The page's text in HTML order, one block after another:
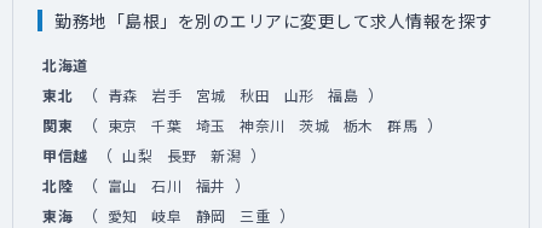
勤務地「島根」を別のエリアに変更して求人情報を探す
北海道
東北
（ 青森 岩手 宮城 秋田 山形 福島 ）
関東 （ 東京 千葉 埼玉 神奈川 茨城 栃木 群馬 ）
甲信越 （ 山梨 長野 新潟 ）
北陸 （ 富山 石川 福井 ）
東海 （ 愛知 岐阜 静岡 三重 ）